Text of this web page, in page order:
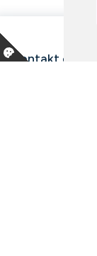
Kontakt oss